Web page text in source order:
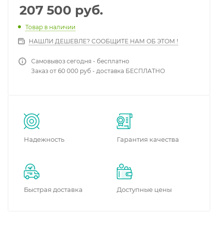
207 500 руб.
Товар в наличии
НАШЛИ ДЕШЕВЛЕ? СООБЩИТЕ НАМ ОБ ЭТОМ !
Самовывоз сегодня - бесплатно
Заказ от 60 000 руб - доставка БЕСПЛАТНО
Надежность Гарантия качества
Быстрая доставка Доступные цены